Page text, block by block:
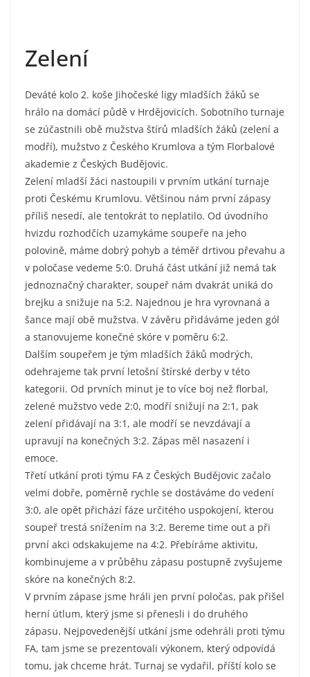
Zelení
Deváté kolo 2. koše Jihočeské ligy mladších žáků se
hrálo na domácí půdě v Hrdějovicích. Sobotního turnaje
se zúčastnili obě mužstva štírů mladších žáků (zelení a
modří), mužstvo z Českého Krumlova a tým Florbalové
akademie z Českých Budějovic.
Zelení mladší žáci nastoupili v prvním utkání turnaje
proti Českému Krumlovu. Většinou nám první zápasy
příliš nesedí, ale tentokrát to neplatilo. Od úvodního
hvizdu rozhodčích uzamykáme soupeře na jeho
polovině, máme dobrý pohyb a téměř drtivou převahu a
v poločase vedeme 5:0. Druhá část utkání již nemá tak
jednoznačný charakter, soupeř nám dvakrát uniká do
brejku a snižuje na 5:2. Najednou je hra vyrovnaná a
šance mají obě mužstva. V závěru přidáváme jeden gól
a stanovujeme konečné skóre v poměru 6:2.
Dalším soupeřem je tým mladších žáků modrých,
odehrajeme tak první letošní štírské derby v této
kategorii. Od prvních minut je to více boj než florbal,
zelené mužstvo vede 2:0, modří snižují na 2:1, pak
zelení přidávají na 3:1, ale modří se nevzdávají a
upravují na konečných 3:2. Zápas měl nasazení i
emoce.
Třetí utkání proti týmu FA z Českých Budějovic začalo
velmi dobře, poměrně rychle se dostáváme do vedení
3:0, ale opět přichází fáze určitého uspokojení, kterou
soupeř trestá snížením na 3:2. Bereme time out a při
první akci odskakujeme na 4:2. Přebíráme aktivitu,
kombinujeme a v průběhu zápasu postupně zvyšujeme
skóre na konečných 8:2.
V prvním zápase jsme hráli jen první poločas, pak přišel
herní útlum, který jsme si přenesli i do druhého
zápasu. Nejpovedenější utkání jsme odehráli proti týmu
FA, tam jsme se prezentovali výkonem, který odpovídá
tomu, jak chceme hrát. Turnaj se vydařil, příští kolo se